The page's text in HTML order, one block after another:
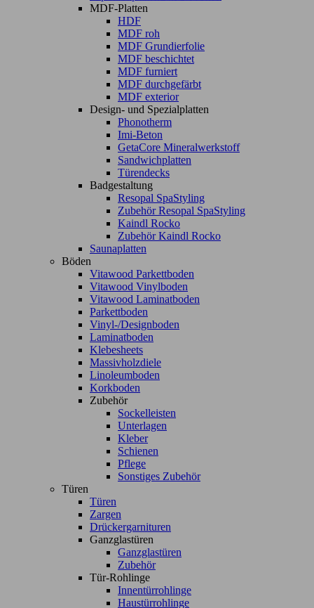
MDF-Platten
HDF
MDF roh
MDF Grundierfolie
MDF beschichtet
MDF furniert
MDF durchgefärbt
MDF exterior
Design- und Spezialplatten
Phonotherm
Imi-Beton
GetaCore Mineralwerkstoff
Sandwichplatten
Türendecks
Badgestaltung
Resopal SpaStyling
Zubehör Resopal SpaStyling
Kaindl Rocko
Zubehör Kaindl Rocko
Saunaplatten
Böden
Vitawood Parkettboden
Vitawood Vinylboden
Vitawood Laminatboden
Parkettboden
Vinyl-/Designboden
Laminatboden
Klebesheets
Massivholzdiele
Linoleumboden
Korkboden
Zubehör
Sockelleisten
Unterlagen
Kleber
Schienen
Pflege
Sonstiges Zubehör
Türen
Türen
Zargen
Drückergarnituren
Ganzglastüren
Ganzglastüren
Zubehör
Tür-Rohlinge
Innentürrohlinge
Haustürrohlinge